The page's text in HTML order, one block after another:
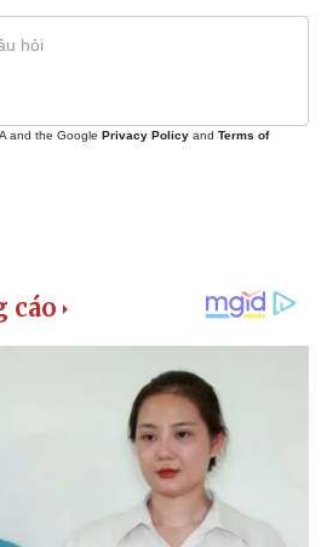
Giá cà phê
and the Google Privacy Policy and Terms of